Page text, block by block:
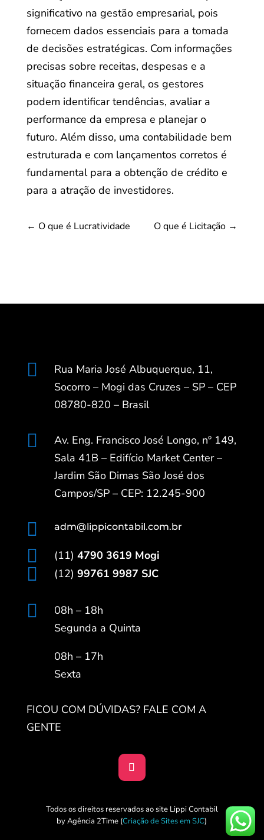
significativo na gestão empresarial, pois
fornecem dados essenciais para a tomada
de decisões estratégicas. Com informações
precisas sobre receitas, despesas e a
situação financeira geral, os gestores
podem identificar tendências, avaliar a
performance da empresa e planejar o
futuro. Além disso, uma contabilidade bem
estruturada e com lançamentos corretos é
fundamental para a obtenção de crédito e
para a atração de investidores.
← O que é Lucratividade O que é Licitação →

Rua Maria José Albuquerque, 11,
Socorro – Mogi das Cruzes – SP – CEP
08780-820 – Brasil

Av. Eng. Francisco José Longo, nº 149,
Sala 41B – Edifício Market Center –
Jardim São Dimas São José dos
Campos/SP – CEP: 12.245-900
 adm@lippicontabil.com.br
 (11) 4790 3619 Mogi
 (12) 99761 9987 SJC

08h – 18h
Segunda a Quinta
08h – 17h
Sexta
FICOU COM DÚVIDAS? FALE COM A
GENTE
Todos os direitos reservados ao site Lippi Contabil
by Agência 2Time (Criação de Sites em SJC)